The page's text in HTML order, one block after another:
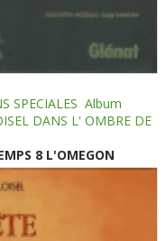
SPECIALES Album
DANS L' OMBRE DE
8 L'OMEGON